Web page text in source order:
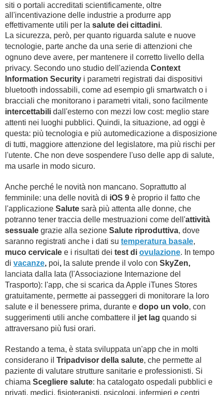
siti o portali accreditati scientificamente, oltre
all'incentivazione delle industrie a produrre app
effettivamente utili per la salute dei cittadini.
La sicurezza, però, per quanto riguarda salute e nuove
tecnologie, parte anche da una serie di attenzioni che
ognuno deve avere, per mantenere il corretto livello della
privacy. Secondo uno studio dell'azienda Context
Information Security i parametri registrati dai dispositivi
bluetooth indossabili, come ad esempio gli smartwatch o i
bracciali che monitorano i parametri vitali, sono facilmente
intercettabili dall'esterno con mezzi low cost: meglio stare
attenti nei luoghi pubblici. Quindi, la situazione, ad oggi è
questa: più tecnologia e più automedicazione a disposizione
di tutti, maggiore attenzione del legislatore, ma più rischi per
l'utente. Che non deve sospendere l'uso delle app di salute,
ma usarle in modo sicuro.
Anche perché le novità non mancano. Soprattutto al
femminile: una delle novità di iOS 9 è proprio il fatto che
l'applicazione Salute sarà più attenta alle donne, che
potranno tener traccia delle mestruazioni come dell'attività
sessuale grazie alla sezione Salute riproduttiva, dove
saranno registrati anche i dati su temperatura basale,
muco cervicale e i risultati dei test di ovulazione. In tempo
di vacanze, poi, la salute prende il volo con SkyZen,
lanciata dalla Iata (l'Associazione Internazione del
Trasporto): l'app, che si scarica da Apple iTunes Stores
gratuitamente, permette ai passeggeri di monitorare la loro
salute e il benessere prima, durante e dopo un volo, con
suggerimenti utili anche combattere il jet lag quando si
attraversano più fusi orari.
Restando a tema, è stata sviluppata un'app che in molti
considerano il Tripadvisor della salute, che permette al
paziente di valutare strutture sanitarie e professionisti. Si
chiama Scegliere salute: ha catalogato ospedali pubblici e
privati, medici, fisioterapisti, psicologi, infermieri e centri